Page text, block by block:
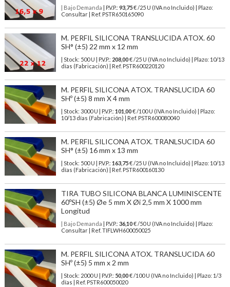
| Bajo Demanda | P.V.P.: 93,75€ /25 U (IVA no Incluido) | Plazo:
Consultar | Ref. PSTR650165090
M. PERFIL SILICONA TRANSLUCIDA ATOX. 60
SH° (±5) 22 mm x 12 mm
| Stock: 500 U | P.V.P.: 208,00€/25 U (IVA no Incluido)
| Plazo: 10/13
días (Fabricación) | Ref. PSTR600220120
M. PERFIL SILICONA ATOX. TRANSLUCIDA 60
SHº (±5) 8 mm X 4 mm
| Stock: 3000 U | P.V.P.: 101,00€/100 U (IVA no Incluido)
| Plazo:
10/13 días (Fabricación) | Ref. PSTR600080040
M. PERFIL SILICONA ATOX. TRANLSUCIDA 60
SH° (±5) 16 mm x 13 mm
| Stock: 500 U | P.V.P.: 163,75€/25 U (IVA no Incluido)
| Plazo: 10/13
días (Fabricación) | Ref. PSTR600160130
TIRA TUBO SILICONA BLANCA LUMINISCENTE
60ºSH (±5) Øe 5 mm X Øi 2,5 mm X 1000 mm
Longitud
| Bajo Demanda | P.V.P.: 36,10€ /50 U (IVA no Incluido) | Plazo:
Consultar | Ref. TIFLWH600050025
M. PERFIL SILICONA ATOX. TRANSLUCIDA 60
SHº (±5) 5 mm x 2 mm
| Stock: 2000 U | P.V.P.: 50,00€/100 U (IVA no Incluido)
| Plazo: 1/3
días | Ref. PSTR600050020